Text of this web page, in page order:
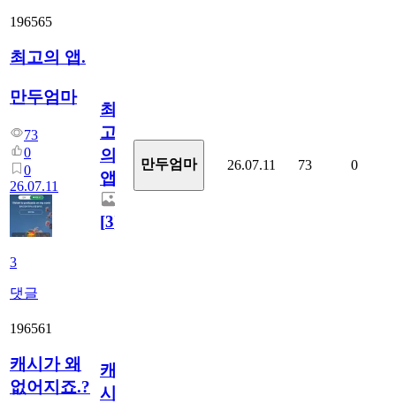
196565
최고의 앱.
만두엄마
73
0
0
26.07.11
3
댓글
최
고
의
앱.
[3]
만두엄마 26.07.11 73 0
196561
캐시가 왜
없어지죠.?
캐
시